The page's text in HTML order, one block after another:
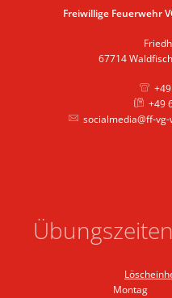
Freiwillige Feuerwehr
67714
+49
socialmedia@ff-
Montag